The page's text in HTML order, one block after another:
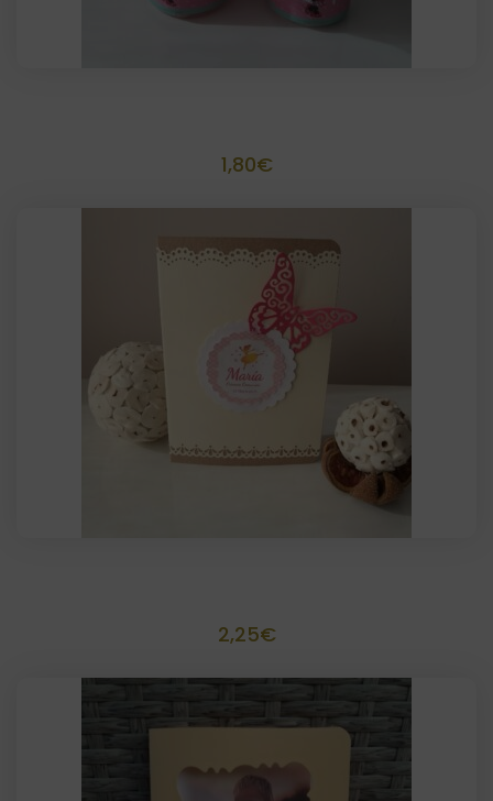
1,80€
2,25€